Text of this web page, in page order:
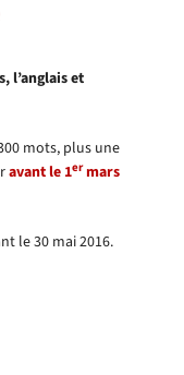
l’anglais et
mots, plus une
avant le 1ermars
le 30 mai 2016.